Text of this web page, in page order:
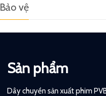
Bảo vệ
Sản phẩm
Dây chuyền sản xuất phim